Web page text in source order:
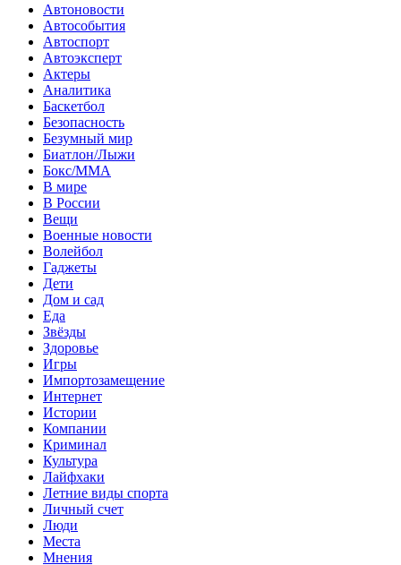
Автоновости
Автособытия
Автоспорт
Автоэксперт
Актеры
Аналитика
Баскетбол
Безопасность
Безумный мир
Биатлон/Лыжи
Бокс/MMA
В мире
В России
Вещи
Военные новости
Волейбол
Гаджеты
Дети
Дом и сад
Еда
Звёзды
Здоровье
Игры
Импортозамещение
Интернет
Истории
Компании
Криминал
Культура
Лайфхаки
Летние виды спорта
Личный счет
Люди
Места
Мнения